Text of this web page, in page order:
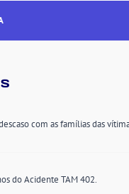
com as famílias das
do Acidente TAM 402.